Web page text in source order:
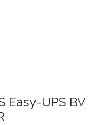
Easy-UPS BV